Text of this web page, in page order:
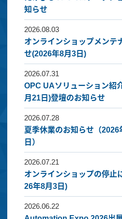
知らせ
2026.08.03
オンラインショップメンテ
せ(2026年8月3日)
2026.07.31
OPC UAソリューション紹
月21日)登壇のお知らせ
2026.07.28
夏季休業のお知らせ（2026
日）
2026.07.21
オンラインショップの停止
26年8月3日)
2026.06.22